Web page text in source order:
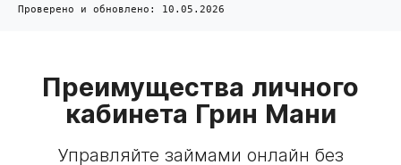
Проверено и обновлено: 10.05.2026
Преимущества личного
кабинета Грин Мани
Управляйте займами онлайн без